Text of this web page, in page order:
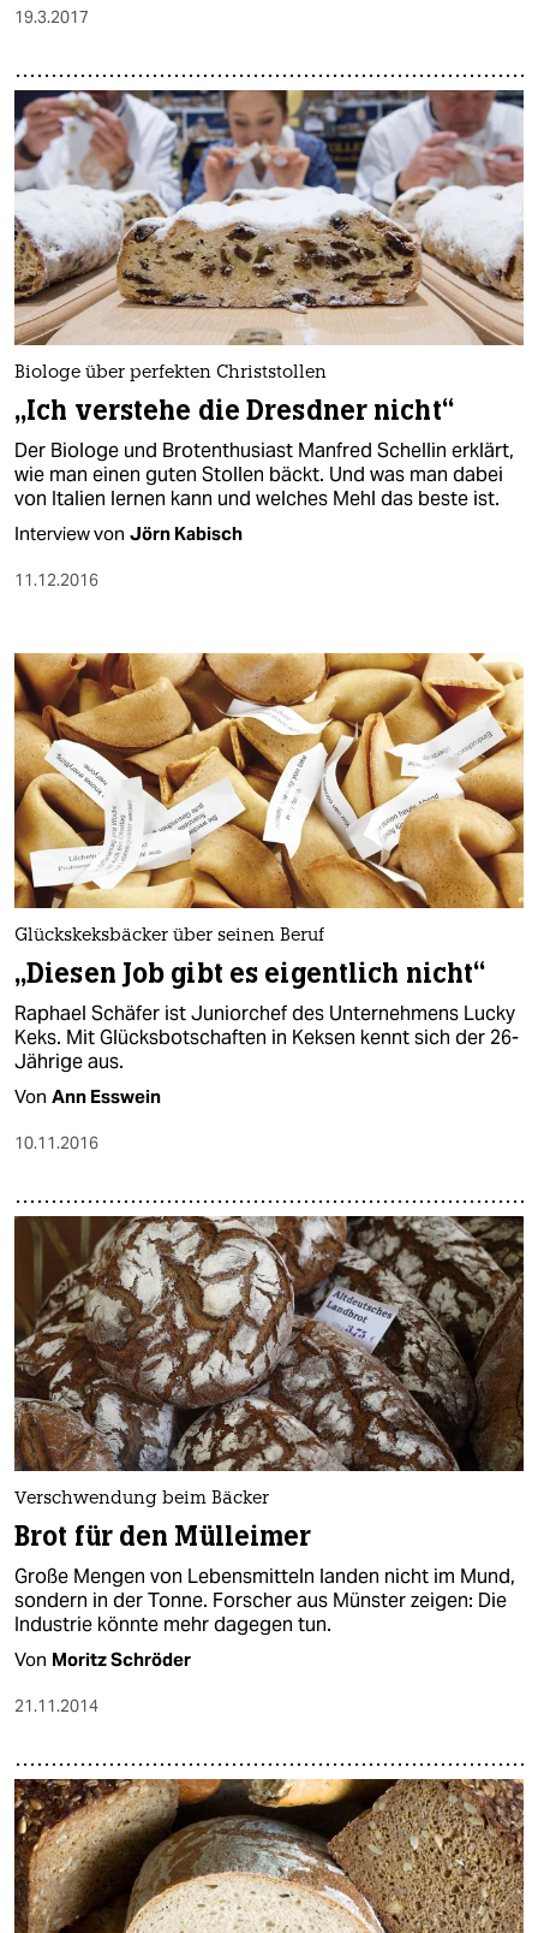
19.3.2017
Biologe über perfekten Christstollen
„Ich verstehe die Dresdner nicht“
Der Biologe und Brotenthusiast Manfred Schellin erklärt,
wie man einen guten Stollen bäckt. Und was man dabei
von Italien lernen kann und welches Mehl das beste ist.
Interview von Jörn Kabisch
11.12.2016
Glückskeksbäcker über seinen Beruf
„Diesen Job gibt es eigentlich nicht“
Raphael Schäfer ist Juniorchef des Unternehmens Lucky
Keks. Mit Glücksbotschaften in Keksen kennt sich der 26-
Jährige aus.
Von Ann Esswein
10.11.2016
Verschwendung beim Bäcker
Brot für den Mülleimer
Große Mengen von Lebensmitteln landen nicht im Mund,
sondern in der Tonne. Forscher aus Münster zeigen: Die
Industrie könnte mehr dagegen tun.
Von Moritz Schröder
21.11.2014